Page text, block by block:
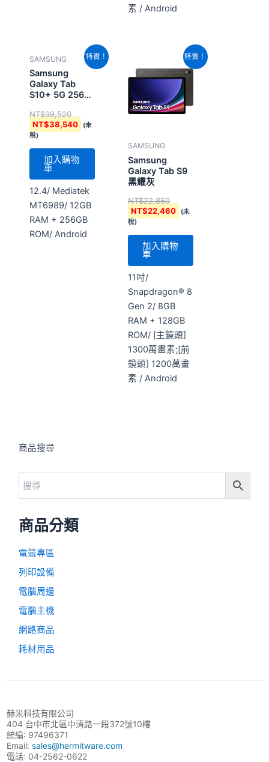
商品搜尋
商品分類
電競專區
列印設備
電腦周邊
電腦主機
網路商品
耗材用品
素 / Android
特賣！
SAMSUNG
Samsung
Galaxy Tab
S10+ 5G 256G
NT$39,520
格：
NT$39,520。
NT$38,540
目
前
NT$38,540。
(未
稅)
加入購物
車
12.4/ Mediatek
MT6989/ 12GB
RAM + 256GB
ROM/ Android
特賣！
SAMSUNG
Samsung
Galaxy Tab S9
黑耀灰
NT$22,860
價
格：
NT$22,860。
NT$22,460
目
前
價
格：
NT$22,460。
(未
稅)
加入購物
車
11吋/
Snapdragon® 8
Gen 2/ 8GB
RAM + 128GB
ROM/ [主鏡頭]
1300萬畫素;[前
鏡頭] 1200萬畫
素 / Android
赫米科技有限公司
404 台中市北區中清路一段372號10樓
統編: 97496371
Email:sales@hermitware.com
電話: 04-2562-0622